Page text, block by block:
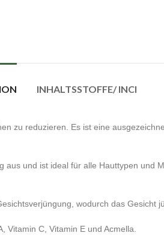
INHALTSSTOFFE/ INCI
zu reduzieren. Es ist eine
und ist ideal für alle Hauttypen und
wodurch das Gesicht
Vitamin C, Vitamin E und Acmella.